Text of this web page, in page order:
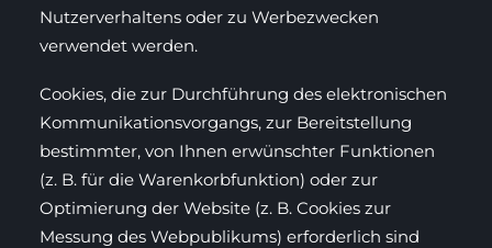
Nutzerverhaltens oder zu Werbezwecken
verwendet werden.
Cookies, die zur Durchführung des elektronischen
Kommunikationsvorgangs, zur Bereitstellung
bestimmter, von Ihnen erwünschter Funktionen
(z. B. für die Warenkorbfunktion) oder zur
Optimierung der Website (z. B. Cookies zur
Messung des Webpublikums) erforderlich sind